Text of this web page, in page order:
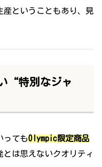
ということもあり、見
“特別なジャ
ってもOlympic限定商品
は思えないクオリティ